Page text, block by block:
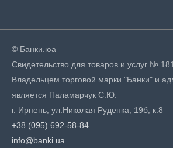
© Банки.юа
Свидетельство для товаров и услуг №
Владельцем торговой марки "Банки" и
является Паламарчук С.Ю.
г. Ирпень, ул.Николая Руденка, 19б, к.8
+38 (095) 692-58-84
info@banki.ua